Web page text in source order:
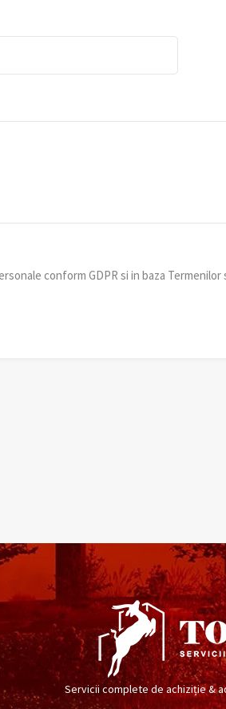
conform GDPR si in baza
Servicii complete de achiziție &